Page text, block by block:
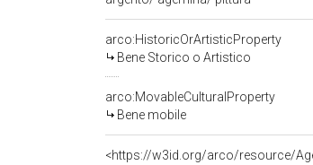
arco:HistoricOrArtisticProperty
Bene Storico o Artistico
arco:MovableCulturalProperty
Bene mobile
<https://w3id.org/arco/resource/